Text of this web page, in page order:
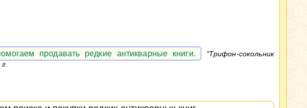
продавать редкие антикварные книги.
"Трифон-сокольник